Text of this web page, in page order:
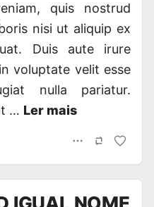
quis nostrud
nisi ut aliquip ex
Duis aute irure
voluptate velit esse
nulla pariatur.
… Ler mais